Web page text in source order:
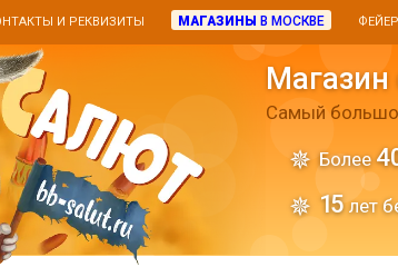
И РЕКВИЗИТЫ МАГАЗИНЫ В МОСКВЕ
Самый
Более
15 лет